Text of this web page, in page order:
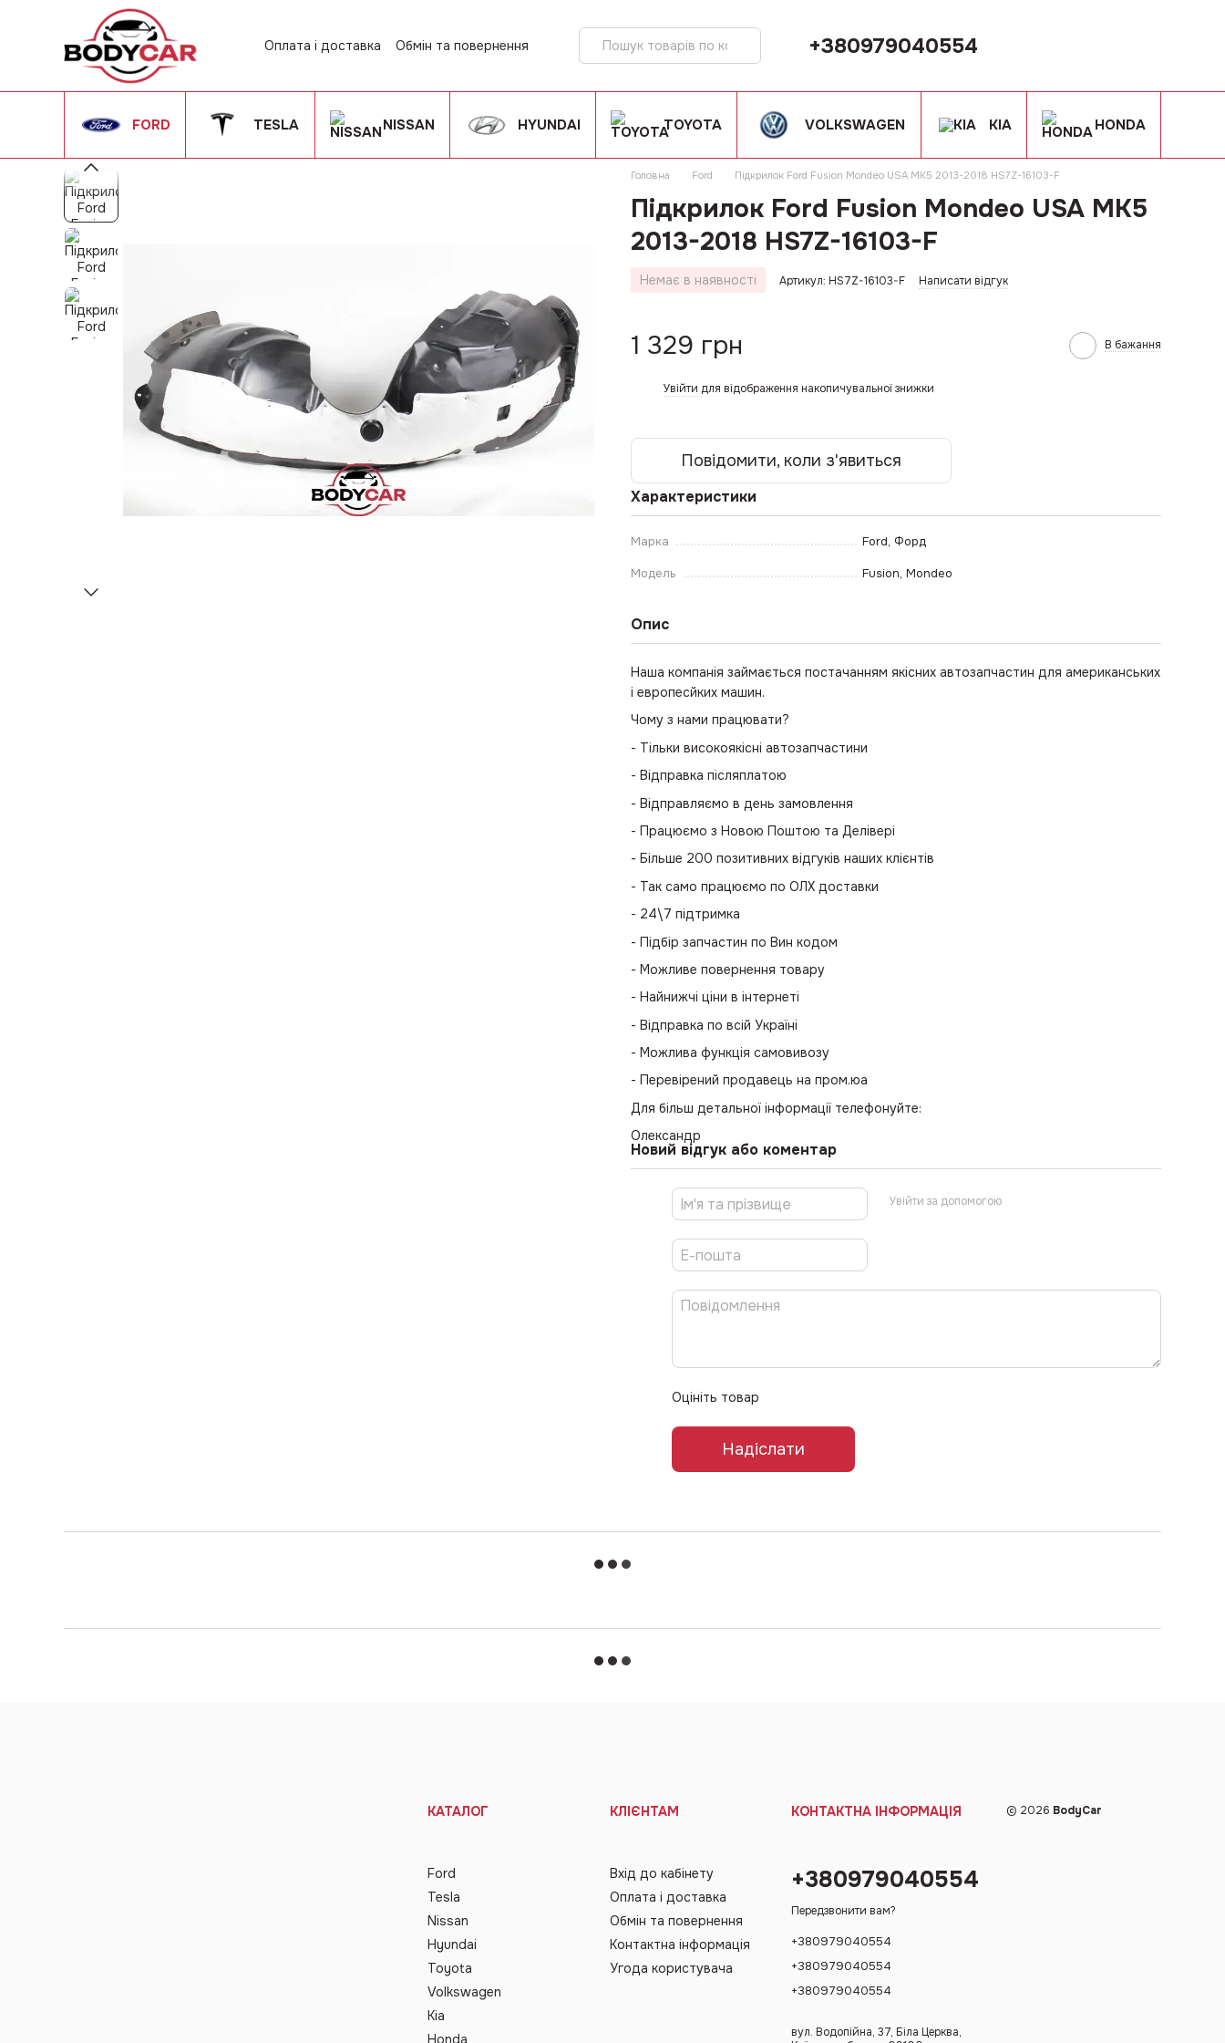
Перейти до основного контенту
Оплата і доставка
Обмін та повернення
+380979040554
FORD TESLA NISSAN HYUNDAI TOYOTA VOLKSWAGEN KIA HONDA
Головна Ford Підкрилок Ford Fusion Mondeo USA MK5 2013-2018 HS7Z-16103-F
Підкрилок Ford Fusion Mondeo USA MK5
2013-2018 HS7Z-16103-F
Немає в наявності Артикул: HS7Z-16103-F Написати відгук
1 329 грн В бажання
Увійти для відображення накопичувальної знижки
Повідомити, коли з'явиться
Характеристики
Марка Ford, Форд
Модель Fusion, Mondeo
Опис
Наша компанія займається постачанням якісних автозапчастин для американських
і европесйких машин.
Чому з нами працювати?
- Тільки високоякісні автозапчастини
- Відправка післяплатою
- Відправляємо в день замовлення
- Працюємо з Новою Поштою та Делівері
- Більше 200 позитивних відгуків наших клієнтів
- Так само працюємо по ОЛХ доставки
- 24\7 підтримка
- Підбір запчастин по Вин кодом
- Можливе повернення товару
- Найнижчі ціни в інтернеті
- Відправка по всій Україні
- Можлива функція самовивозу
- Перевірений продавець на пром.юа
Для більш детальної інформації телефонуйте:
Олександр
Новий відгук або коментар
Увійти за допомогою
Оцініть товар
Надіслати
КАТАЛОГ
Ford
Tesla
Nissan
Hyundai
Toyota
Volkswagen
Kia
Honda
КЛІЄНТАМ
Вхід до кабінету
Оплата і доставка
Обмін та повернення
Контактна інформація
Угода користувача
КОНТАКТНА ІНФОРМАЦІЯ
+380979040554
Передзвонити вам?
+380979040554
+380979040554
+380979040554
вул. Водопійна, 37, Біла Церква,
© 2026 BodyCar